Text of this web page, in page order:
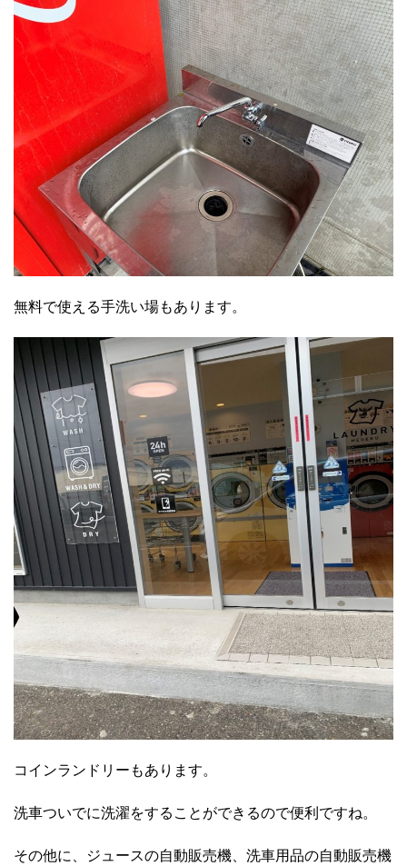
無料で使える手洗い場もあります。
コインランドリーもあります。
洗車ついでに洗濯をすることができるので便利ですね。
その他に、ジュースの自動販売機、洗車用品の自動販売機